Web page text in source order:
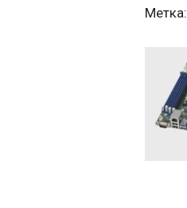
Метка: